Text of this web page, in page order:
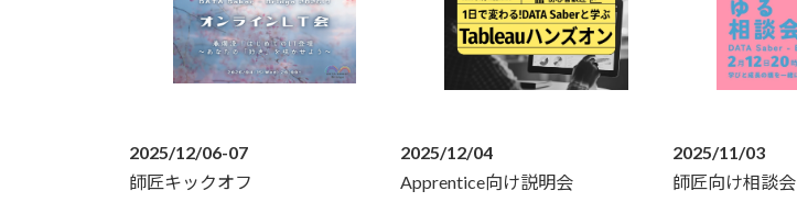
2025/12/06-07
師匠キックオフ
2025/12/04
Apprentice向け説明会
2025/11/03
師匠向け相談会